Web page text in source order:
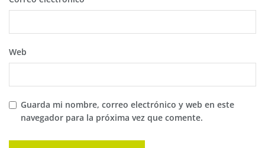
Web
Guarda mi nombre, correo electrónico y web en este
navegador para la próxima vez que comente.